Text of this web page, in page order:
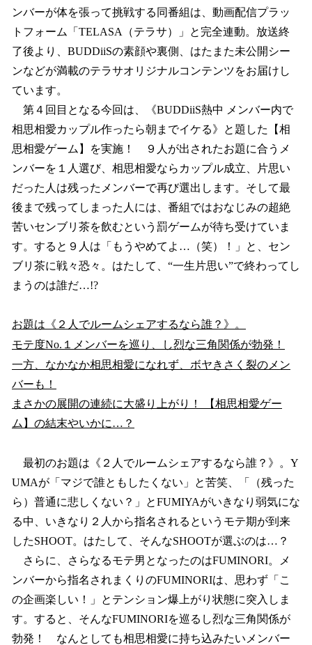
ンバーが体を張って挑戦する同番組は、動画配信プラッ
トフォーム「TELASA（テラサ）」と完全連動。放送終
了後より、BUDDiiSの素顔や裏側、はたまた未公開シー
ンなどが満載のテラサオリジナルコンテンツをお届けし
ています。
第４回目となる今回は、《BUDDiiS熱中 メンバー内で
相思相愛カップル作ったら朝までイケる》と題した【相
思相愛ゲーム】を実施！ ９人が出されたお題に合うメ
ンバーを１人選び、相思相愛ならカップル成立、片思い
だった人は残ったメンバーで再び選出します。そして最
後まで残ってしまった人には、番組ではおなじみの超絶
苦いセンブリ茶を飲むという罰ゲームが待ち受けていま
す。すると９人は「もうやめてよ…（笑）！」と、セン
ブリ茶に戦々恐々。はたして、“一生片思い”で終わってし
まうのは誰だ…!?
お題は《２人でルームシェアするなら誰？》。
モテ度No.１メンバーを巡り、し烈な三角関係が勃発！
一方、なかなか相思相愛になれず、ボヤきさく裂のメン
バーも！
まさかの展開の連続に大盛り上がり！ 【相思相愛ゲー
ム】の結末やいかに…？
最初のお題は《２人でルームシェアするなら誰？》。Y
UMAが「マジで誰ともしたくない」と苦笑、「（残った
ら）普通に悲しくない？」とFUMIYAがいきなり弱気にな
る中、いきなり２人から指名されるというモテ期が到来
したSHOOT。はたして、そんなSHOOTが選ぶのは…？
さらに、さらなるモテ男となったのはFUMINORI。メ
ンバーから指名されまくりのFUMINORIは、思わず「こ
の企画楽しい！」とテンション爆上がり状態に突入しま
す。すると、そんなFUMINORIを巡るし烈な三角関係が
勃発！ なんとしても相思相愛に持ち込みたいメンバー